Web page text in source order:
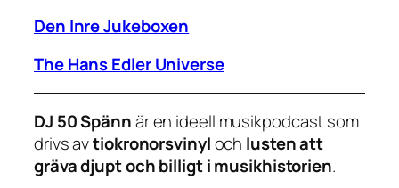
Den Inre Jukeboxen
The Hans Edler Universe
DJ 50 Spännär en ideell musikpodcast som
drivs avtiokronorsvinyloch lusten att
gräva djupt och billigt i musikhistorien.